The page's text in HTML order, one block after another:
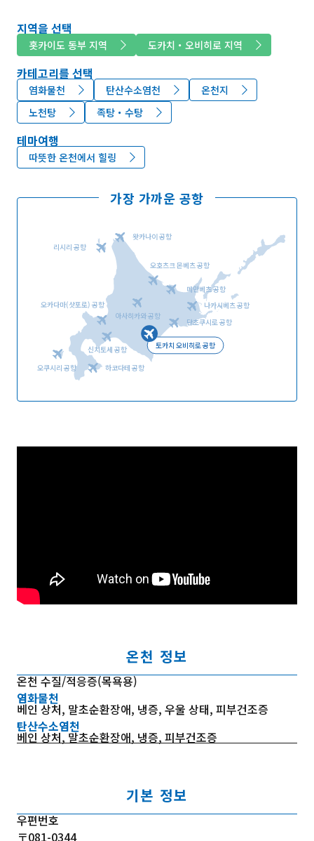
지역을 선택
홋카이도 동부 지역 도카치・오비히로 지역
카테고리를 선택
염화물천 탄산수소염천
온천지
노천탕
족탕・수탕
테마여행
따뜻한 온천에서 힐링
가장 가까운 공항
신치토세 공항
오카다마(삿포로) 공항
하코다테 공항
오쿠시리 공항
아사히카와 공항
왓카나이 공항
리시리 공항
오호츠크 몬베츠 공항
메만베츠 공항
나카시베츠 공항
단초쿠시로 공항
토카치 오비히로 공항
온천 정보
온천 수질/적응증(목욕용)
염화물천
베인 상처, 말초순환장애, 냉증, 우울 상태, 피부건조증
탄산수소염천
베인 상처, 말초순환장애, 냉증, 피부건조증
기본 정보
우편번호
〒081-0344